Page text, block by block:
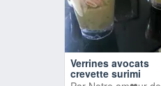
Verrines avocats
crevette surimi